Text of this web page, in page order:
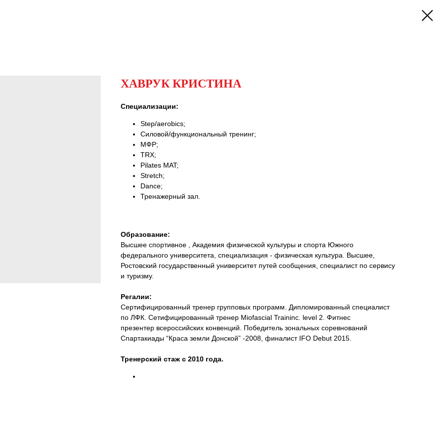
ХАВРУК КРИСТИНА
Специализации:
Step/aerobics;
Силовой/функциональный тренинг;
МФР;
TRX;
Pilates MAT;
Stretch;
Dance;
Тренажерный зал.
Образование:
Высшее спортивное , Академия физической культуры и спорта Южного
федерального университета, специализация - физическая культура. Высшее,
Ростовский государственный университет путей сообщения, специалист по сервису
и туризму.
Регалии:
Сертифицированный тренер групповых программ. Дипломированный специалист
по ЛФК. Сетифицированный тренер Miofascial Traininc. level 2. Фитнес
презентер всероссийских конвенций. Победитель зональных соревнований
Спартакиады “Краса земли Донской” -2008, финалист IFO Debut 2015.
Тренерский стаж с 2010 года.